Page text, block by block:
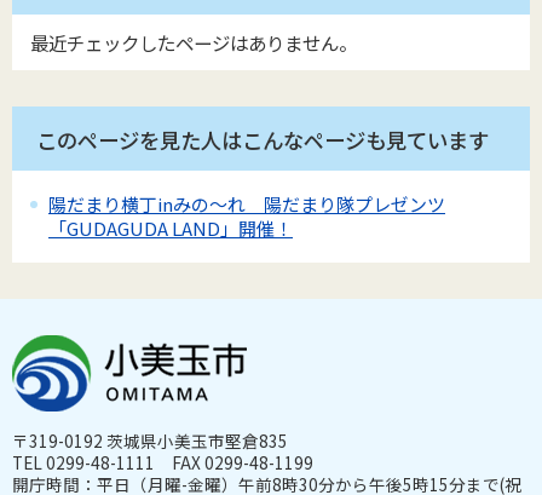
最近チェックしたページはありません。
このページを見た人はこんなページも見ています
陽だまり横丁inみの～れ 陽だまり隊プレゼンツ
「GUDAGUDA LAND」開催！
〒319-0192 茨城県小美玉市堅倉835
TEL 0299-48-1111 FAX 0299-48-1199
開庁時間：平日（月曜-金曜）午前8時30分から午後5時15分まで(祝